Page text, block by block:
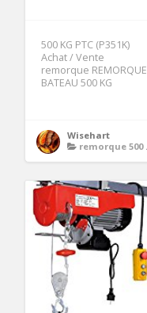
500 KG PTC (P351K)
Achat / Vente
remorque REMORQUE
BATEAU 500 KG
Wisehart
remorque 500 kg